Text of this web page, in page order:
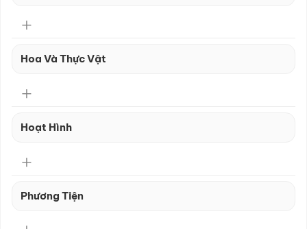
Hoa Và Thực Vật
Hoạt Hình
Phương Tiện